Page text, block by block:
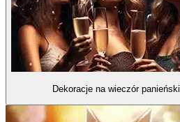
Dekoracje na wieczór panieński